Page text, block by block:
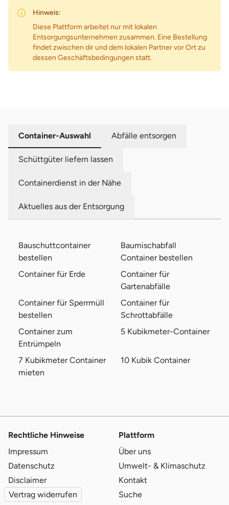
Hinweis:
Diese Plattform arbeitet nur mit lokalen
Entsorgungsunternehmen zusammen. Eine Bestellung
findet zwischen dir und dem lokalen Partner vor Ort zu
dessen Geschäftsbedingungen statt.
Container-Auswahl Abfälle entsorgen
Schüttgüter liefern lassen
Containerdienst in der Nähe
Aktuelles aus der Entsorgung
Bauschuttcontainer
bestellen
Baumischabfall
Container bestellen
Container für Erde
Container für
Gartenabfälle
Container für Sperrmüll
bestellen
Container für
Schrottabfälle
Container zum
Entrümpeln
5 Kubikmeter-Container
7 Kubikmeter Container
mieten
10 Kubik Container
Rechtliche Hinweise
Impressum
Datenschutz
Disclaimer
Vertrag widerrufen
Plattform
Über uns
Umwelt- & Klimaschutz
Kontakt
Suche